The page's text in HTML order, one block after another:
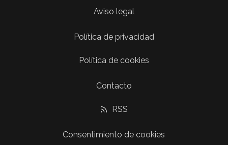
Aviso legal
Política de privacidad
Política de cookies
Contacto
RSS
Consentimiento de cookies